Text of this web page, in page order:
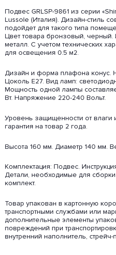
Подвес GRLSP-9861 из серии
Lussole (Италия). Дизайн-стиль
подойдет для такого типа
Цвет товара бронзовый,
металл. С учетом технических
для освещения 0.5 м2.
Дизайн и форма плафона конус.
Цоколь E27. Вид ламп:
Мощность одной лампы
Вт. Напряжение 220-240 Вольт.
Уровень защищенности от влаги
гарантия на товар 2 года.
Высота 160 мм. Диаметр 140 мм.
Комплектация: Подвес.
Детали, необходимые для
комплект.
Товар упакован в картонную
транспортными службами или
дополнительные элементы
повреждений при
внутренний наполнитель, стрейч-